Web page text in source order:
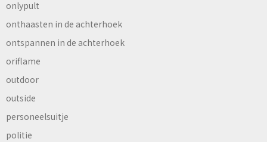
onlypult
onthaasten in de achterhoek
ontspannen in de achterhoek
oriflame
outdoor
outside
personeelsuitje
politie